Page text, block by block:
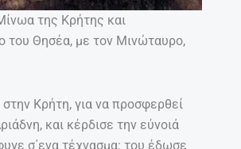
της Κρήτης και
του Θησέα, με τον Μινώταυρο,
Κρήτη, για να προσφερθεί
και κέρδισε την εύνοιά
σ΄ενα τέχνασμα: του έδωσε